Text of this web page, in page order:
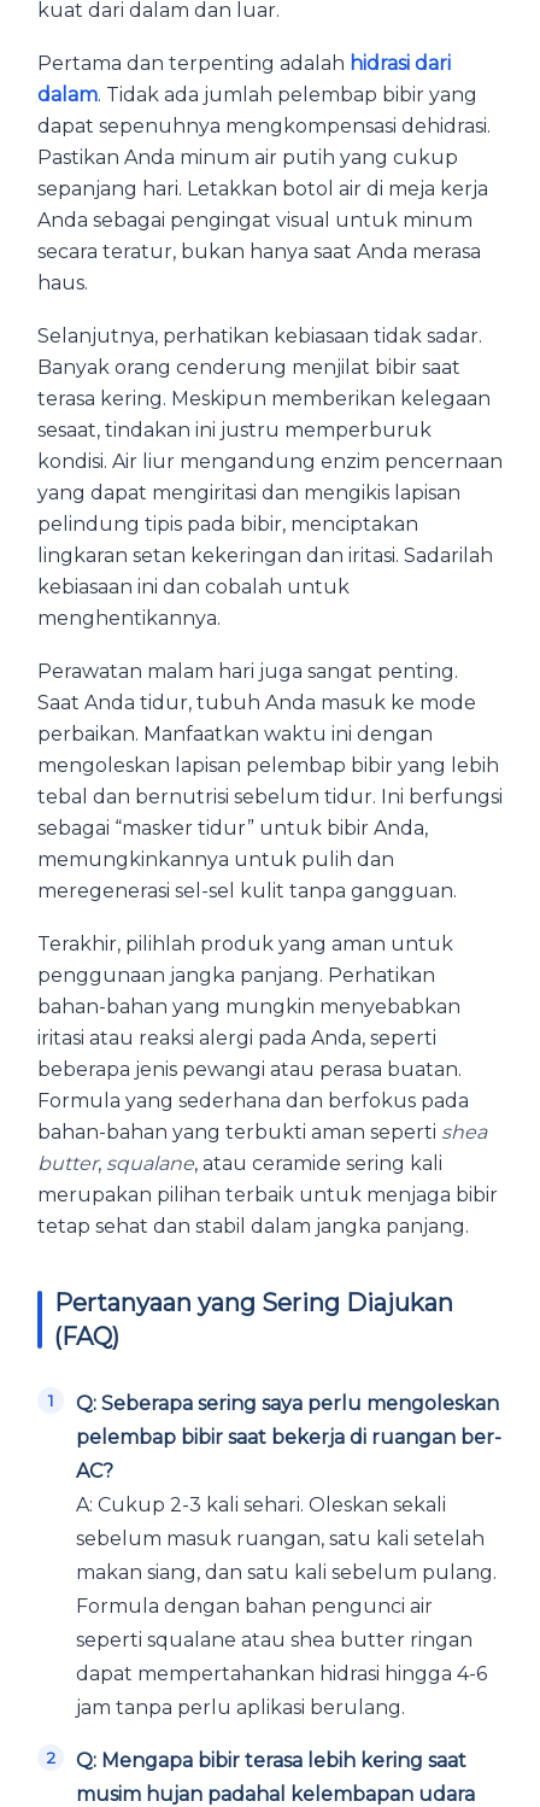
kuat dari dalam dan luar.
Pertama dan terpenting adalah hidrasi dari
dalam. Tidak ada jumlah pelembap bibir yang
dapat sepenuhnya mengkompensasi dehidrasi.
Pastikan Anda minum air putih yang cukup
sepanjang hari. Letakkan botol air di meja kerja
Anda sebagai pengingat visual untuk minum
secara teratur, bukan hanya saat Anda merasa
haus.
Selanjutnya, perhatikan kebiasaan tidak sadar.
Banyak orang cenderung menjilat bibir saat
terasa kering. Meskipun memberikan kelegaan
sesaat, tindakan ini justru memperburuk
kondisi. Air liur mengandung enzim pencernaan
yang dapat mengiritasi dan mengikis lapisan
pelindung tipis pada bibir, menciptakan
lingkaran setan kekeringan dan iritasi. Sadarilah
kebiasaan ini dan cobalah untuk
menghentikannya.
Perawatan malam hari juga sangat penting.
Saat Anda tidur, tubuh Anda masuk ke mode
perbaikan. Manfaatkan waktu ini dengan
mengoleskan lapisan pelembap bibir yang lebih
tebal dan bernutrisi sebelum tidur. Ini berfungsi
sebagai “masker tidur” untuk bibir Anda,
memungkinkannya untuk pulih dan
meregenerasi sel-sel kulit tanpa gangguan.
Terakhir, pilihlah produk yang aman untuk
penggunaan jangka panjang. Perhatikan
bahan-bahan yang mungkin menyebabkan
iritasi atau reaksi alergi pada Anda, seperti
beberapa jenis pewangi atau perasa buatan.
Formula yang sederhana dan berfokus pada
bahan-bahan yang terbukti aman seperti shea
butter, squalane, atau ceramide sering kali
merupakan pilihan terbaik untuk menjaga bibir
tetap sehat dan stabil dalam jangka panjang.
Pertanyaan yang Sering Diajukan
(FAQ)
Q: Seberapa sering saya perlu mengoleskan
pelembap bibir saat bekerja di ruangan ber-
AC?
A: Cukup 2-3 kali sehari. Oleskan sekali
sebelum masuk ruangan, satu kali setelah
makan siang, dan satu kali sebelum pulang.
Formula dengan bahan pengunci air
seperti squalane atau shea butter ringan
dapat mempertahankan hidrasi hingga 4-6
jam tanpa perlu aplikasi berulang.
Q: Mengapa bibir terasa lebih kering saat
musim hujan padahal kelembapan udara